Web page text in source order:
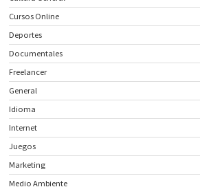
Cursos Online
Deportes
Documentales
Freelancer
General
Idioma
Internet
Juegos
Marketing
Medio Ambiente